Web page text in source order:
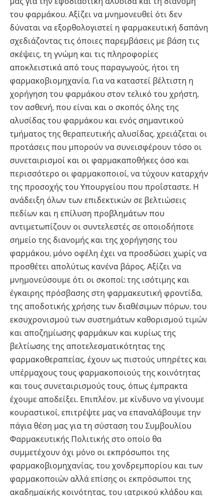
του φαρμάκου. Αξίζει να μνημονευθεί ότι δεν
δύναται να εξορθολογιστεί η φαρμακευτική δαπάνη
σχεδιάζοντας τις όποιες παρεμβάσεις με βάση τις
σκέψεις, τη γνώμη και τις πληροφορίες
αποκλειστικά από τους παραγωγούς, ήτοι τη
φαρμακοβιομηχανία. Για να καταστεί βέλτιστη η
χορήγηση του φαρμάκου στον τελικό του χρήστη,
τον ασθενή, που είναι και ο σκοπός όλης της
αλυσίδας του φαρμάκου και ενός σημαντικού
τμήματος της θεραπευτικής αλυσίδας, χρειάζεται οι
προτάσεις που μπορούν να συνεισφέρουν τόσο οι
συνεταιρισμοί και οι φαρμακαποθήκες όσο και
περισσότερο οι φαρμακοποιοί, να τύχουν καταρχήν
της προσοχής του Υπουργείου που προΐσταστε. Η
ανάδειξη όλων των επιδεκτικών σε βελτιώσεις
πεδίων και η επίλυση προβλημάτων που
αντιμετωπίζουν οι συντελεστές σε οποιοδήποτε
σημείο της διανομής και της χορήγησης του
φαρμάκου, μόνο οφέλη έχει να προσδώσει χωρίς να
προσθέτει απολύτως κανένα βάρος. Αξίζει να
μνημονεύσουμε ότι οι σκοποί: της ισότιμης και
έγκαιρης πρόσβασης στη φαρμακευτική φροντίδα,
της αποδοτικής χρήσης των διαθέσιμων πόρων, του
εκσυχρονισμού των συστημάτων καθορισμού τιμών
και αποζημίωσης φαρμάκων και κυρίως της
βελτίωσης της αποτελεσματικότητας της
φαρμακοθεραπείας, έχουν ως πιστούς υπηρέτες και
υπέρμαχους τους φαρμακοποιούς της κοινότητας
και τους συνεταιρισμούς τους, όπως έμπρακτα
έχουμε αποδείξει. Επιπλέον, με κίνδυνο να γίνουμε
κουραστικοί, επιτρέψτε μας να επαναλάβουμε την
πάγια θέση μας για τη σύσταση του Συμβουλίου
Φαρμακευτικής Πολιτικής στο οποίο θα
συμμετέχουν όχι μόνο οι εκπρόσωποι της
φαρμακοβιομηχανίας, του χονδρεμπορίου και των
φαρμακοποιών αλλά επίσης οι εκπρόσωποι της
ακαδημαϊκής κοινότητας, του ιατρικού κλάδου και